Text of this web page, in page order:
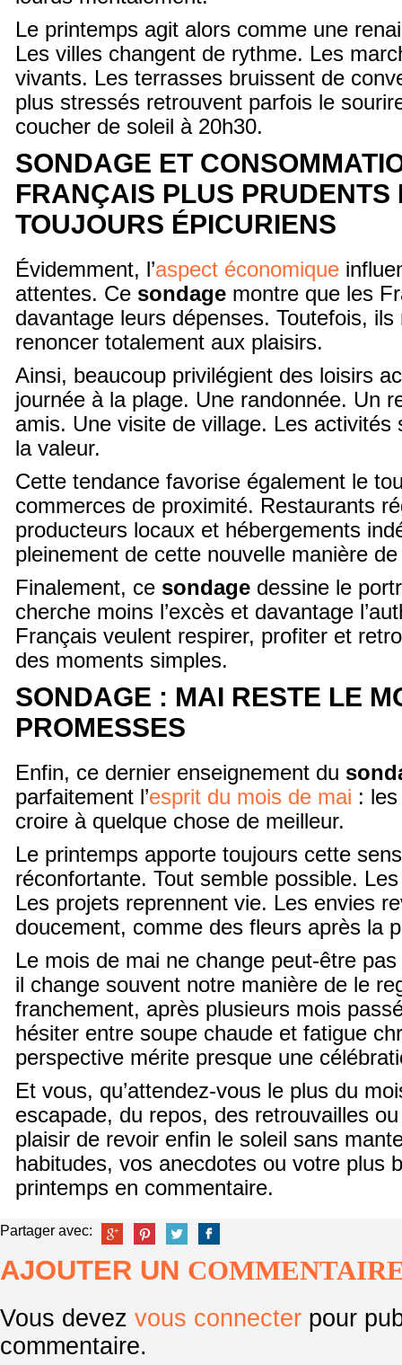
Le printemps agit alors comme une
Les villes changent de rythme. Les
vivants. Les terrasses bruissent de
plus stressés retrouvent parfois le
coucher de soleil à 20h30.
SONDAGE ET
FRANÇAIS PLUS PRUDENTS
TOUJOURS ÉPICURIENS
Évidemment, l’aspect économique
attentes. Ce sondage montre que les
davantage leurs dépenses. Toutefois, ils
renoncer totalement aux plaisirs.
Ainsi, beaucoup privilégient des loisirs
journée à la plage. Une randonnée. Un
amis. Une visite de village. Les activités
la valeur.
Cette tendance favorise également le
commerces de proximité. Restaurants
producteurs locaux et hébergements
pleinement de cette nouvelle manière
Finalement, ce sondage dessine le
cherche moins l’excès et davantage
Français veulent respirer, profiter et
des moments simples.
SONDAGE : MAI RESTE LE
PROMESSES
Enfin, ce dernier enseignement du
parfaitement l’esprit du mois de mai :
croire à quelque chose de meilleur.
Le printemps apporte toujours cette
réconfortante. Tout semble possible.
Les projets reprennent vie. Les envies
doucement, comme des fleurs après la
Le mois de mai ne change peut-être
il change souvent notre manière de le
franchement, après plusieurs mois
hésiter entre soupe chaude et fatigue
perspective mérite presque une
Et vous, qu’attendez-vous le plus du
escapade, du repos, des retrouvailles
plaisir de revoir enfin le soleil sans
habitudes, vos anecdotes ou votre plus
printemps en commentaire.
Partager avec:
AJOUTER UN
Vous devez vous connecter pour
commentaire.